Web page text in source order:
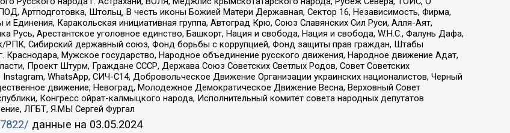
Артподготовка, Штольц, В честь иконы Божией Матери Державная, Сектор 16, Независимость, Фирма,
Каракольская инициативная группа, Автоград Крю, Союз Славянских Сил Руси, Алля-Аят,
Русь, Арестантское уголовное единство, Башкорт, Нация и свобода, Нация и свобода, W.H.С., Фалунь Дафа,
РПК, Сибирский державный союз, Фонд борьбы с коррупцией, Фонд защиты прав граждан, Штабы
Краснодара, Мужское государство, Народное объединение русского движения, Народное движение Адат,
Проект Штурм, Граждане СССР, Держава Союз Советских Светлых Родов, Совет Советских
WhatsApp, СИЧ-С14, Добровольческое Движение Организации украинских националистов, Черный
движение, Невоград, Молодежное Демократическое Движение Весна, Верховный Совет
Конгресс ойрат-калмыцкого народа, Исполнительный комитет совета народных депутатов
ЛГБТ, Я.МЫ Сергей Фургал
данные на 03.05.2024